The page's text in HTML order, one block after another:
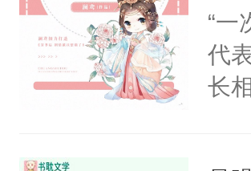
七
夜
时
“一
代
长